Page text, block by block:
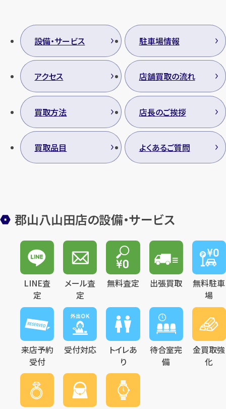
設備・サービス 駐車場情報
アクセス 店舗買取の流れ
買取方法 店長のご挨拶
買取品目 よくあるご質問
郡山八山田店の設備・サービス
LINE査
定
メール査
定
無料査定 出張買取
無料駐車
場
来店予約
受付
受付対応
トイレあ
り
待合室完
備
金買取強
化